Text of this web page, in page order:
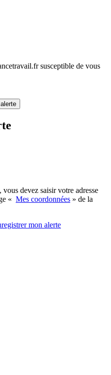
susceptible de vous
devez saisir votre adresse
« Mes coordonnées » de la
mon alerte